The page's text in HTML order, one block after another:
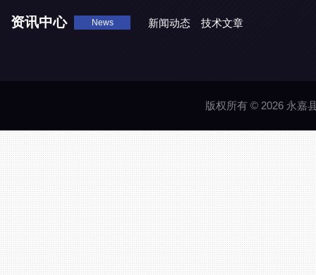
资讯中心 News 新闻动态 技术文章
版权所有 © 2026 永嘉